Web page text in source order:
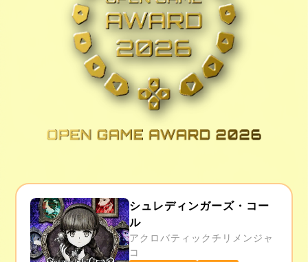
シュレディンガーズ・コー
ル
アクロバティックチリメンジャ
コ